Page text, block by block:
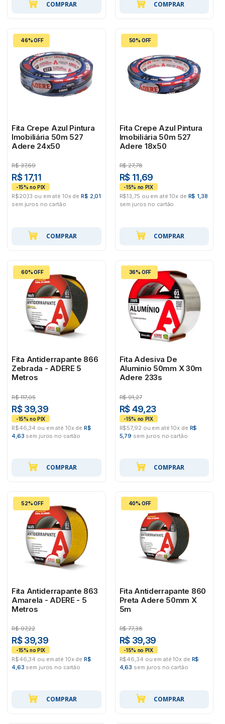
COMPRAR COMPRAR
46% OFF
Fita Crepe Azul Pintura
Imobiliária 50m 527
Adere 24x50
R$ 37,69
R$ 17,11
R$20,13 ou em até 10x de R$ 2,01
sem juros no cartão
COMPRAR
50% OFF
Fita Crepe Azul Pintura
Imobiliária 50m 527
Adere 18x50
R$ 27,78
R$ 11,69
R$13,75 ou em até 10x de R$ 1,38
sem juros no cartão
COMPRAR
60% OFF
Fita Antiderrapante 866
Zebrada - ADERE 5
Metros
R$ 117,05
R$ 39,39
R$46,34 ou em até 10x de R$
4,63 sem juros no cartão
COMPRAR
36% OFF
Fita Adesiva De
Aluminio 50mm X 30m
Adere 233s
R$ 91,27
R$ 49,23
R$57,92 ou em até 10x de R$
5,79 sem juros no cartão
COMPRAR
52% OFF
Fita Antiderrapante 863
Amarela - ADERE - 5
Metros
R$ 97,22
R$ 39,39
R$46,34 ou em até 10x de R$
4,63 sem juros no cartão
COMPRAR
40% OFF
Fita Antiderrapante 860
Preta Adere 50mm X
5m
R$ 77,38
R$ 39,39
R$46,34 ou em até 10x de R$
4,63 sem juros no cartão
COMPRAR